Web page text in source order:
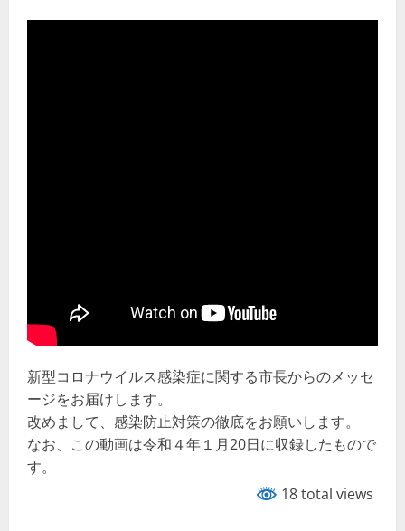
新型コロナウイルス感染症に関する市長からのメッセ
ージをお届けします。
改めまして、感染防止対策の徹底をお願いします。
なお、この動画は令和４年１月20日に収録したもので
す。
18 total views